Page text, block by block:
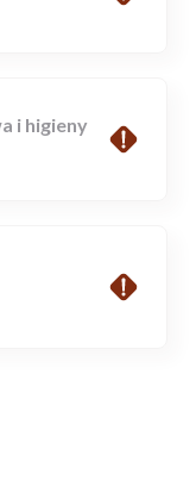
i higieny